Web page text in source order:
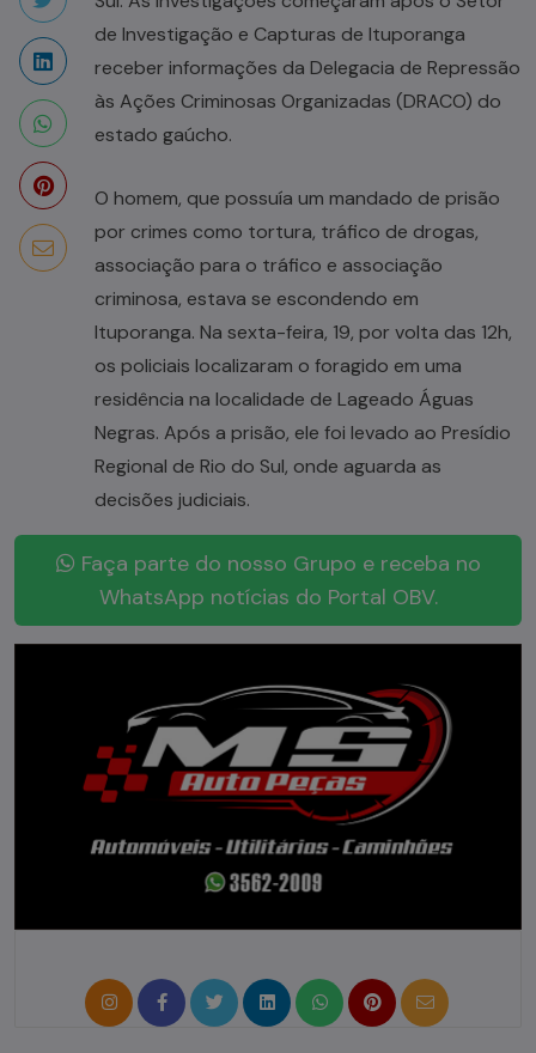
de Investigação e Capturas de Ituporanga
receber informações da Delegacia de Repressão
às Ações Criminosas Organizadas (DRACO) do
estado gaúcho.
O homem, que possuía um mandado de prisão
por crimes como tortura, tráfico de drogas,
associação para o tráfico e associação
criminosa, estava se escondendo em
Ituporanga. Na sexta-feira, 19, por volta das 12h,
os policiais localizaram o foragido em uma
residência na localidade de Lageado Águas
Negras. Após a prisão, ele foi levado ao Presídio
Regional de Rio do Sul, onde aguarda as
decisões judiciais.
Faça parte do nosso Grupo e receba no
WhatsApp notícias do Portal OBV.